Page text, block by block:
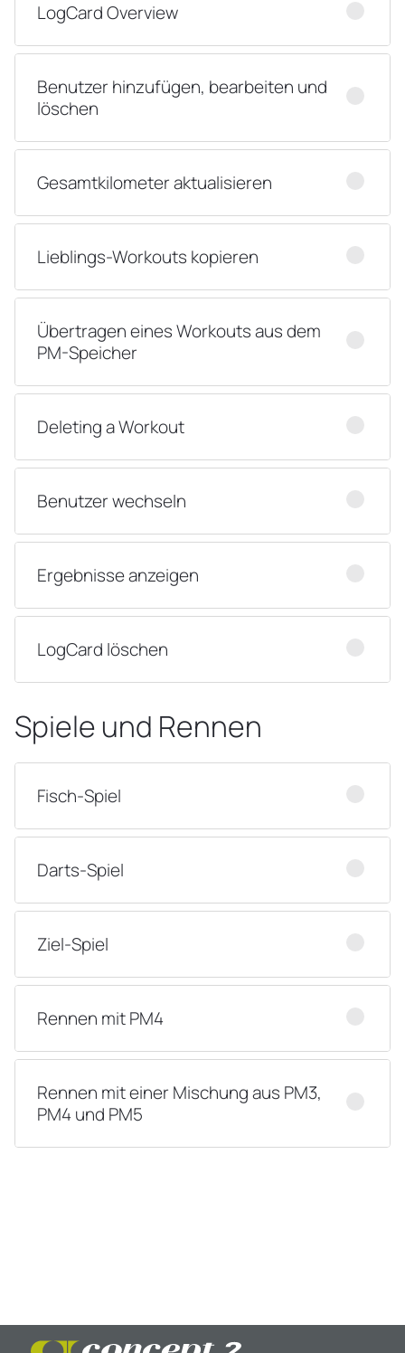
LogCard Overview
Benutzer hinzufügen, bearbeiten und
löschen
Gesamtkilometer aktualisieren
Lieblings-Workouts kopieren
Übertragen eines Workouts aus dem
PM-Speicher
Deleting a Workout
Benutzer wechseln
Ergebnisse anzeigen
LogCard löschen
Spiele und Rennen
Fisch-Spiel
Darts-Spiel
Ziel-Spiel
Rennen mit PM4
Rennen mit einer Mischung aus PM3,
PM4 und PM5